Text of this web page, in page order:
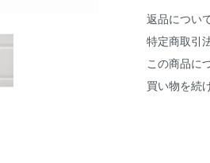
返品につい
特定商取引
この商品に
買い物を続